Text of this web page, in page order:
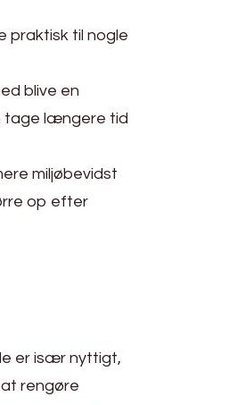
praktisk til nogle
blive en
tage længere tid
miljøbevidst
op efter
er især nyttigt,
rengøre